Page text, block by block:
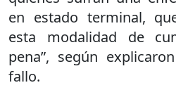
en estado terminal,
esta modalidad de
pena”, según
fallo.